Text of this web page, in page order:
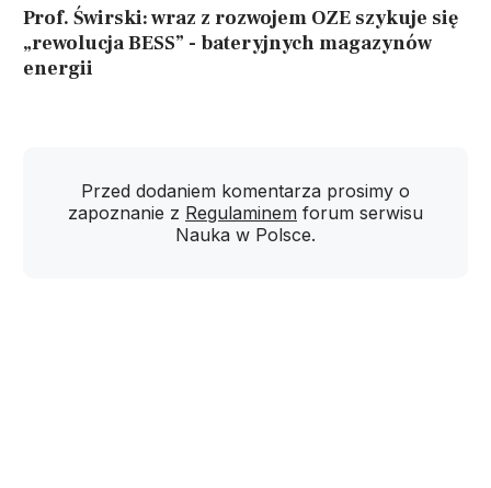
Prof. Świrski: wraz z rozwojem OZE szykuje się
„rewolucja BESS” - bateryjnych magazynów
energii
Przed dodaniem komentarza prosimy o
zapoznanie z Regulaminem forum serwisu
Nauka w Polsce.